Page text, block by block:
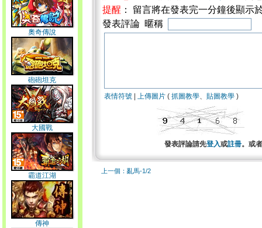
奧奇傳說
砲砲坦克
大國戰
霸道江湖
傳神
提醒 ： 留言將在發表完一分鐘後顯示
發表評論 暱稱
表情符號 上傳圖片 ( 抓圖教學、 貼圖教學 )
發表評論請先登入或註冊。或
上一個：亂馬-1/2